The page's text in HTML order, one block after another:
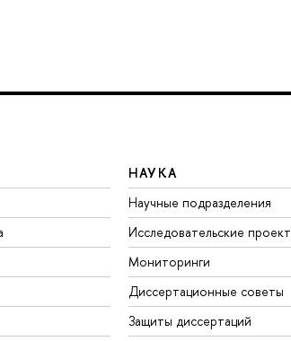
НАУКА
Научные подразделения
Исследовательские
Мониторинги
Диссертационные советы
Защиты диссертаций